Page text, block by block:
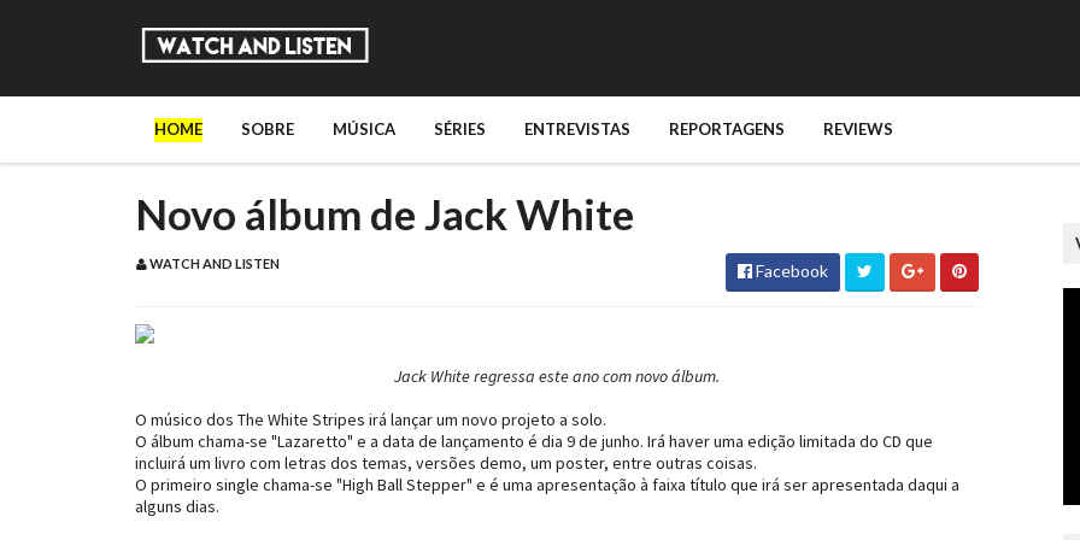
HOME SOBRE MÚSICA SÉRIES ENTREVISTAS REPORTAGENS REVIEWS
Novo álbum de Jack White
WATCH AND LISTEN Facebook
Jack White regressa este ano com novo álbum.
O músico dos The White Stripes irá lançar um novo projeto a solo.
O álbum chama-se "Lazaretto" e a data de lançamento é dia 9 de junho. Irá haver uma edição limitada do CD que
incluirá um livro com letras dos temas, versões demo, um poster, entre outras coisas.
O primeiro single chama-se "High Ball Stepper" e é uma apresentação à faixa título que irá ser apresentada daqui a
alguns dias.